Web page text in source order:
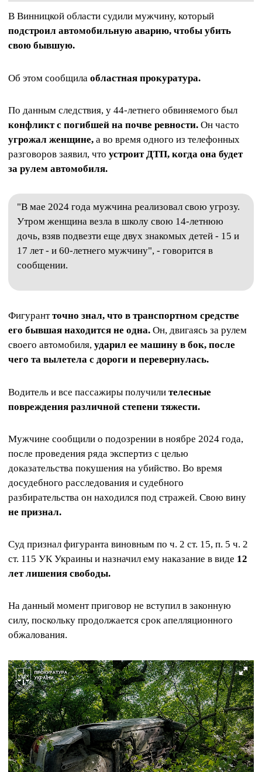
В Винницкой области судили мужчину, который
подстроил автомобильную аварию, чтобы убить
свою бывшую.
Об этом сообщила областная прокуратура.
По данным следствия, у 44-летнего обвиняемого был
конфликт с погибшей на почве ревности. Он часто
угрожал женщине, а во время одного из телефонных
разговоров заявил, что устроит ДТП, когда она будет
за рулем автомобиля.
"В мае 2024 года мужчина реализовал свою угрозу.
Утром женщина везла в школу свою 14-летнюю
дочь, взяв подвезти еще двух знакомых детей - 15 и
17 лет - и 60-летнего мужчину", - говорится в
сообщении.
Фигурантточно знал, что в транспортном средстве
его бывшая находится не одна. Он, двигаясь за рулем
своего автомобиля, ударил ее машину в бок, после
чего та вылетела с дороги и перевернулась.
Водитель и все пассажиры получили телесные
повреждения различной степени тяжести.
Мужчине сообщили о подозрении в ноябре 2024 года,
после проведения ряда экспертиз с целью
доказательства покушения на убийство. Во время
досудебного расследования и судебного
разбирательства он находился под стражей. Свою вину
не признал.
Суд признал фигуранта виновным по ч. 2 ст. 15, п. 5 ч. 2
ст. 115 УК Украины и назначил ему наказание в виде 12
лет лишения свободы.
На данный момент приговор не вступил в законную
силу, поскольку продолжается срок апелляционного
обжалования.